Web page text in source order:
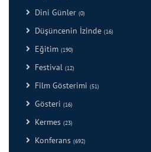
Dini Günler (0)
Düşüncenin İzinde (16)
Eğitim (190)
Festival (12)
Film Gösterimi (51)
Gösteri (16)
Kermes (23)
Konferans (692)